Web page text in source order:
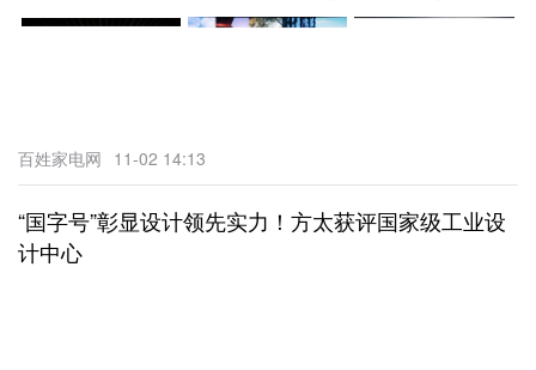
百姓家电网 11-02 14:13
“国字号”彰显设计领先实力！方太获评国家级工业设
计中心